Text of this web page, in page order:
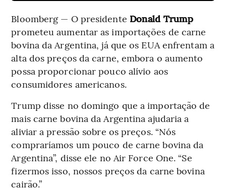
Bloomberg — O presidente Donald Trump
prometeu aumentar as importações de carne
bovina da Argentina, já que os EUA enfrentam a
alta dos preços da carne, embora o aumento
possa proporcionar pouco alívio aos
consumidores americanos.
Trump disse no domingo que a importação de
mais carne bovina da Argentina ajudaria a
aliviar a pressão sobre os preços. “Nós
compraríamos um pouco de carne bovina da
Argentina”, disse ele no Air Force One. “Se
fizermos isso, nossos preços da carne bovina
cairão.”